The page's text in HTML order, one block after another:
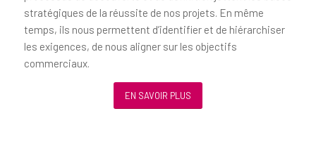
stratégiques de la réussite de nos projets. En même
temps, ils nous permettent d’identifier et de hiérarchiser
les exigences, de nous aligner sur les objectifs
commerciaux.
EN SAVOIR PLUS